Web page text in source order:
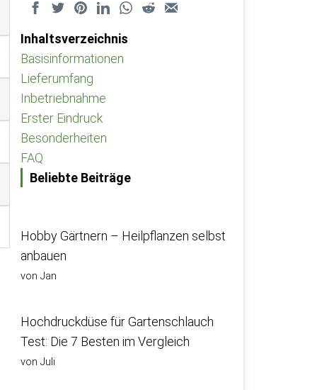
Inhaltsverzeichnis
Basisinformationen
Lieferumfang
Inbetriebnahme
Erster Eindruck
Besonderheiten
FAQ
Beliebte Beiträge
Hobby Gärtnern – Heilpflanzen selbst
anbauen
von Jan
Hochdruckdüse für Gartenschlauch
Test: Die 7 Besten im Vergleich
von Juli